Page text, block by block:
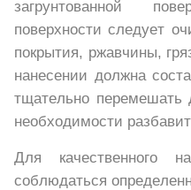
загрунтованной
поверхности следует
покрытия, ржавчины,
нанесении должна
тщательно
необходимости
Для качественного
соблюдаться